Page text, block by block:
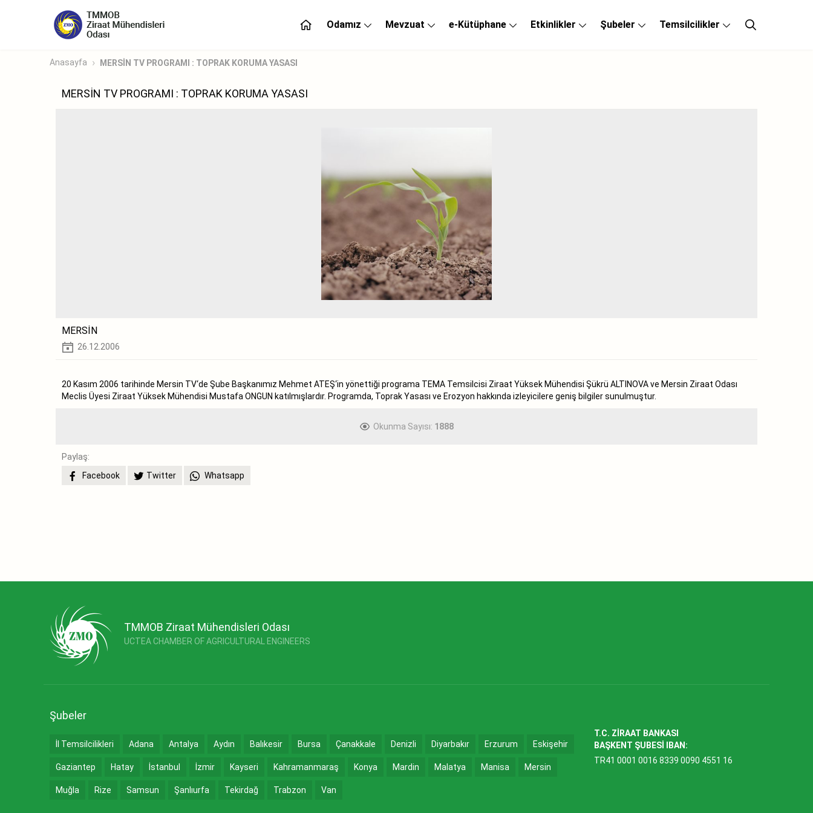
Odamız Mevzuat e-Kütüphane Etkinlikler Şubeler Temsilcilikler
Anasayfa MERSİN TV PROGRAMI : TOPRAK KORUMA YASASI
MERSİN TV PROGRAMI : TOPRAK KORUMA YASASI
MERSİN
26.12.2006
20 Kasım 2006 tarihinde Mersin TV‘de Şube Başkanımız Mehmet ATEŞ‘in yönettiği programa TEMA Temsilcisi Ziraat Yüksek Mühendisi Şükrü ALTINOVA ve Mersin Ziraat Odası
Meclis Üyesi Ziraat Yüksek Mühendisi Mustafa ONGUN katılmışlardır. Programda, Toprak Yasası ve Erozyon hakkında izleyicilere geniş bilgiler sunulmuştur.
Okunma Sayısı: 1888
Paylaş:
Facebook
Twitter Whatsapp
TMMOB Ziraat Mühendisleri Odası
UCTEA CHAMBER OF AGRICULTURAL ENGINEERS
Şubeler
İl Temsilcilikleri Adana Antalya Aydın Balıkesir Bursa Çanakkale Denizli Diyarbakır Erzurum Eskişehir
Gaziantep Hatay İstanbul İzmir Kayseri Kahramanmaraş Konya Mardin Malatya Manisa Mersin
Muğla Rize Samsun Şanlıurfa Tekirdağ Trabzon Van
T.C. ZİRAAT BANKASI
BAŞKENT ŞUBESİ IBAN:
TR41 0001 0016 8339 0090 4551 16